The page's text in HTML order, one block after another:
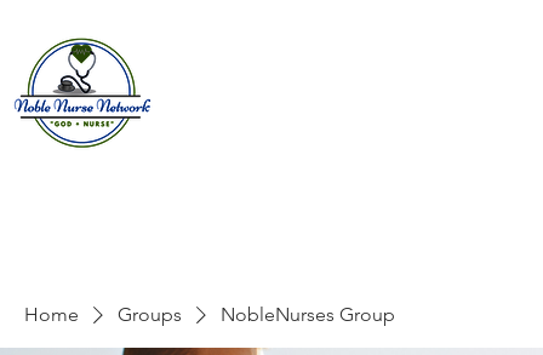
Home Groups NobleNurses Group